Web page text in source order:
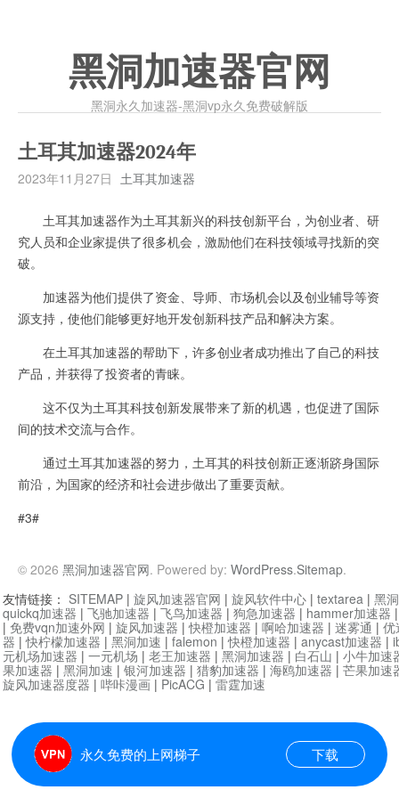
黑洞加速器官网
黑洞永久加速器-黑洞vp永久免费破解版
土耳其加速器2024年
2023年11月27日 土耳其加速器
土耳其加速器作为土耳其新兴的科技创新平台，为创业者、研
究人员和企业家提供了很多机会，激励他们在科技领域寻找新的突
破。
加速器为他们提供了资金、导师、市场机会以及创业辅导等资
源支持，使他们能够更好地开发创新科技产品和解决方案。
在土耳其加速器的帮助下，许多创业者成功推出了自己的科技
产品，并获得了投资者的青睐。
这不仅为土耳其科技创新发展带来了新的机遇，也促进了国际
间的技术交流与合作。
通过土耳其加速器的努力，土耳其的科技创新正逐渐跻身国际
前沿，为国家的经济和社会进步做出了重要贡献。
#3#
© 2026 黑洞加速器官网. Powered by: WordPress.Sitemap.
永久免费的上网梯子 下载
友情链接： SITEMAP | 旋风加速器官网 | 旋风软件中心 | textarea | 黑
quickq加速器 | 飞驰加速器 | 飞鸟加速器 | 狗急加速器 | hammer加速器
| 免费vqn加速外网 | 旋风加速器 |快橙加速器 | 啊哈加速器 | 迷雾通 | 优
器 |快柠檬加速器 | 黑洞加速 | falemon |快橙加速器 | anycast加速器 |
元机场加速器 | 一元机场 | 老王加速器 | 黑洞加速器 | 白石山 | 小牛加速
果加速器 | 黑洞加速 | 银河加速器 | 猎豹加速器 | 海鸥加速器 | 芒果加速
旋风加速器度器 | 哔咔漫画 | PicACG | 雷霆加速